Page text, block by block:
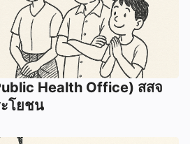
Health Office) สสจ
โยชน